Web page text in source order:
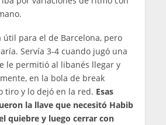
útil para el de Barcelona, pero
Servía 3-4 cuando jugó una
le permitió al libanés llegar y
en la bola de break
tiro y lo dejó en la red. Esas
la llave que necesitó Habib
quiebre y luego cerrar con